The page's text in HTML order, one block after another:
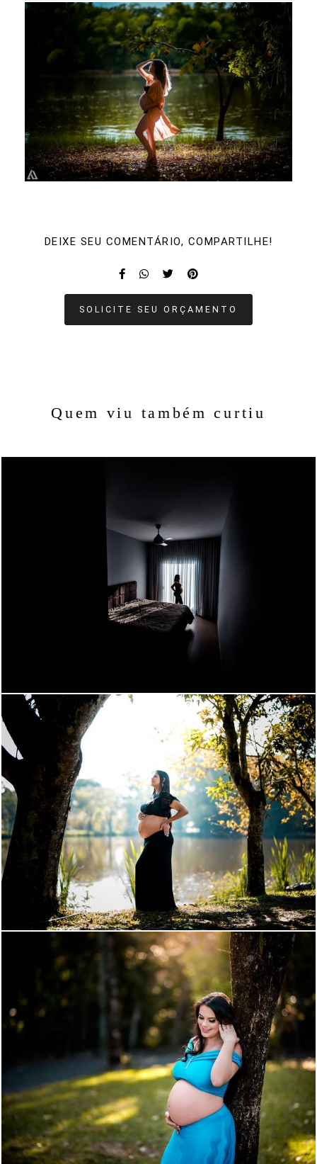
DEIXE SEU COMENTÁRIO, COMPARTILHE!
SOLICITE SEU ORÇAMENTO
Quem viu também curtiu
1197 27
1569 64
1302 70